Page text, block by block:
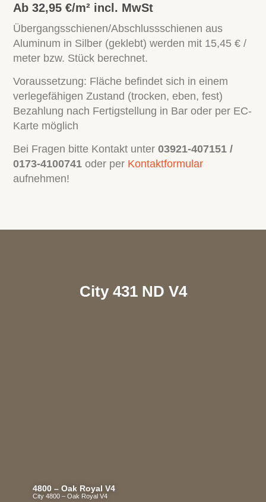
Ab 32,95 €/m² incl. MwSt
Übergangsschienen/Abschlussschienen aus
Aluminum in Silber (geklebt) werden mit 15,45 € /
meter bzw. Stück berechnet.
Voraussetzung: Fläche befindet sich in einem
verlegefähigen Zustand (trocken, eben, fest)
Bezahlung nach Fertigstellung in Bar oder per EC-
Karte möglich
Bei Fragen bitte Kontakt unter03921-407151 /
0173-4100741 oder per Kontaktformular
aufnehmen!
City 431 ND V4
4800 – Oak Royal V4
City 4800 – Oak Royal V4